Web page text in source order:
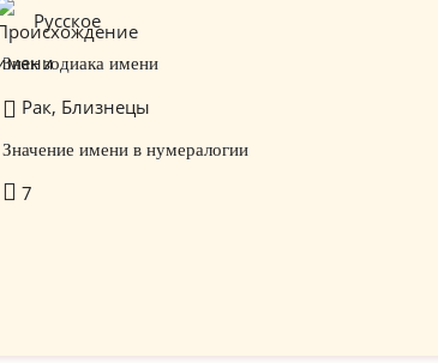
Русское
Знак зодиака имени
Рак, Близнецы
Значение имени в нумералогии
7